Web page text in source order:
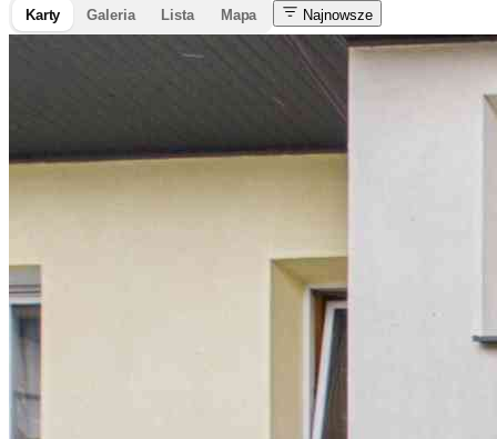
Karty Galeria Lista Mapa Najnowsze